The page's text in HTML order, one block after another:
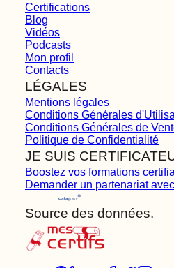
Certifications
Blog
Vidéos
Podcasts
Mon profil
Contacts
LÉGALES
Mentions légales
Conditions Générales
Conditions Générales de
Politique de Confidentialité
JE SUIS
Boostez vos formations
Demander un partenariat
Source des données.